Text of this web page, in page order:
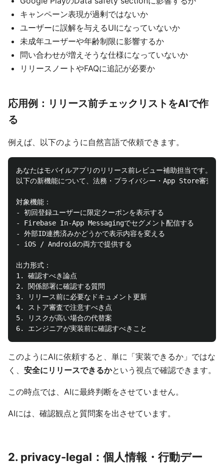
キャンペーン表現が過剰ではないか
ユーザーに誤解を与えるUIになっていないか
未成年ユーザーや年齢制限に影響するか
問い合わせが増えそうな仕様になっていないか
リリースノートやFAQに追記が必要か
応用例：リリース前チェックリストをAIで作
る
例えば、以下のように自然言語で依頼できます。
あなたはモバイルアプリのリリース前レビュー補助担当です。
以下の新機能について、法務・プライバシー・App Store審査
対象機能：
- 初回登録ユーザーに限定クーポンを表示する
- Firebase In-App Messagingでセグメント配信する
- 外部ID連携済みかどうかで表示内容を変える
- iOS / Androidの両方で提供する
出力形式：
1. 確認すべき論点
2. 関係部署に確認する質問
3. リリース前に必要なドキュメント更新
4. ストア審査で注意すべき点
5. リスクが高い場合の代替案
このようにAIに依頼すると、単に「実装できるか」ではな
く、 安全にリリースできるかという視点で確認できます。
この時点では、AIに最終判断をさせていません。
AIには、確認観点と質問案を出させています。
2. privacy-legal：個人情報・行動デー